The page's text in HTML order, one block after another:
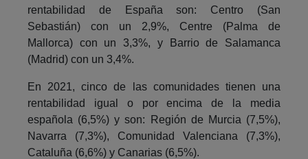
rentabilidad de España son: Centro (San
Sebastián) con un 2,9%, Centre (Palma de
Mallorca) con un 3,3%, y Barrio de Salamanca
(Madrid) con un 3,4%.
En 2021, cinco de las comunidades tienen una
rentabilidad igual o por encima de la media
española (6,5%) y son: Región de Murcia (7,5%),
Navarra (7,3%), Comunidad Valenciana (7,3%),
Cataluña (6,6%) y Canarias (6,5%).